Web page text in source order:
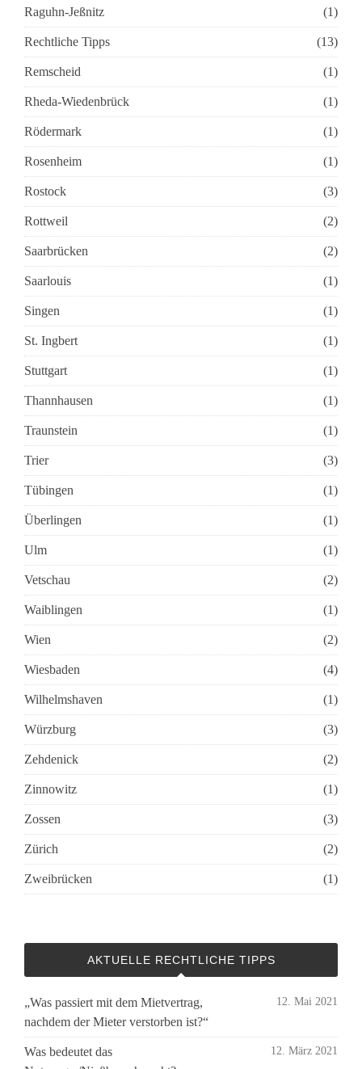
Raguhn-Jeßnitz (1)
Rechtliche Tipps (13)
Remscheid (1)
Rheda-Wiedenbrück (1)
Rödermark (1)
Rosenheim (1)
Rostock (3)
Rottweil (2)
Saarbrücken (2)
Saarlouis (1)
Singen (1)
St. Ingbert (1)
Stuttgart (1)
Thannhausen (1)
Traunstein (1)
Trier (3)
Tübingen (1)
Überlingen (1)
Ulm (1)
Vetschau (2)
Waiblingen (1)
Wien (2)
Wiesbaden (4)
Wilhelmshaven (1)
Würzburg (3)
Zehdenick (2)
Zinnowitz (1)
Zossen (3)
Zürich (2)
Zweibrücken (1)
AKTUELLE RECHTLICHE TIPPS
„Was passiert mit dem Mietvertrag,
nachdem der Mieter verstorben ist?“
12. Mai 2021
Was bedeutet das
12. März 2021